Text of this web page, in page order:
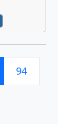
94